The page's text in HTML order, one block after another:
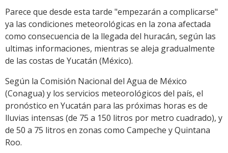
Parece que desde esta tarde "empezarán a complicarse"
ya las condiciones meteorológicas en la zona afectada
como consecuencia de la llegada del huracán, según las
ultimas informaciones, mientras se aleja gradualmente
de las costas de Yucatán (México).
Según la Comisión Nacional del Agua de México
(Conagua) y los servicios meteorológicos del país, el
pronóstico en Yucatán para las próximas horas es de
lluvias intensas (de 75 a 150 litros por metro cuadrado), y
de 50 a 75 litros en zonas como Campeche y Quintana
Roo.